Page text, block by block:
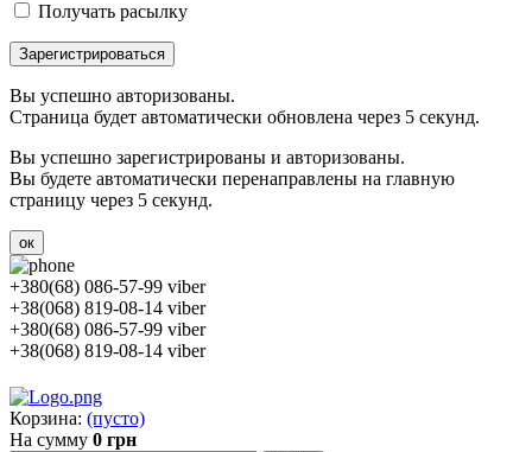
Получать расылку
Зарегистрироваться
Вы успешно авторизованы.
Страница будет автоматически обновлена через 5 секунд.
Вы успешно зарегистрированы и авторизованы.
Вы будете автоматически перенаправлены на главную
страницу через 5 секунд.
ок
+380(68) 086-57-99 viber
+38(068) 819-08-14 viber
+380(68) 086-57-99 viber
+38(068) 819-08-14 viber
Корзина: (пусто)
На сумму 0 грн